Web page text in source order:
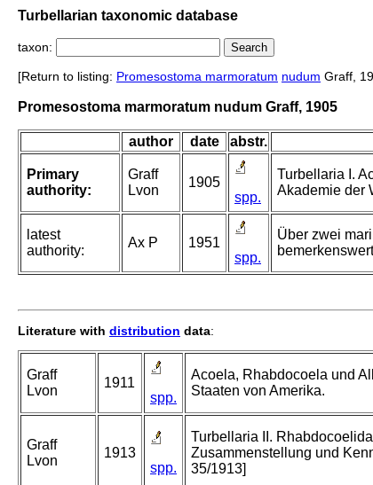
Turbellarian taxonomic database
taxon:
[Return to listing: Promesostoma marmoratum nudum Graff,
Promesostoma marmoratum nudum Graff, 1905
author date abstr.
Primary
authority:
Graff
Lvon
1905
spp.
Turbellaria I.
Akademie der
latest
authority:
Ax P
1951
spp.
Über zwei
Literature with distribution data:
Graff
Lvon
1911
spp.
Acoela, Rhabdocoela und
Staaten von Amerika.
Graff
Lvon
1913
spp.
Turbellaria II.
Zusammenstellung und
35/1913]